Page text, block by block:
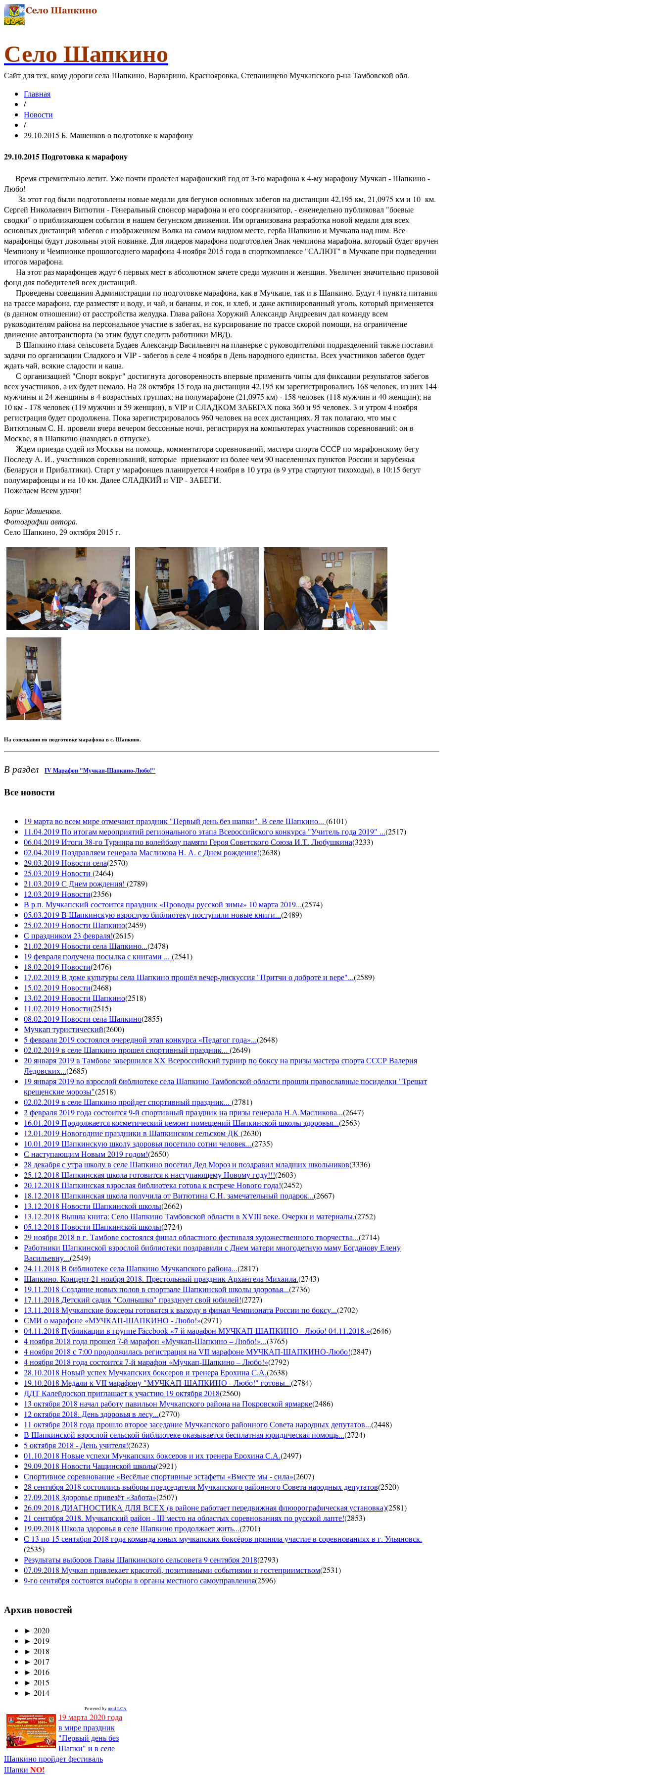
Село Шапкино
Сайт для тех, кому дороги села Шапкино, Варварино, Краснояровка, Степанищево Мучкапского р-на Тамбовской обл.
Главная
/
Новости
/
29.10.2015 Б. Машенков о подготовке к марафону
29.10.2015 Подготовка к марафону
Время стремительно летит. Уже почти пролетел марафонский год от 3-го марафона к 4-му марафону Мучкап - Шапкино -
Любо!
За этот год были подготовлены новые медали для бегунов основных забегов на дистанции 42,195 км, 21,0975 км и 10 км.
Сергей Николаевич Витютин - Генеральный спонсор марафона и его соорганизатор, - еженедельно публиковал "боевые
сводки" о приближающем событии в нашем бегунском движении. Им организована разработка новой медали для всех
основных дистанций забегов с изображением Волка на самом видном месте, герба Шапкино и Мучкапа над ним. Все
марафонцы будут довольны этой новинке. Для лидеров марафона подготовлен Знак чемпиона марафона, который будет вручен
Чемпиону и Чемпионке прошлогоднего марафона 4 ноября 2015 года в спорткомплексе "САЛЮТ" в Мучкапе при подведении
итогов марафона.
На этот раз марафонцев ждут 6 первых мест в абсолютном зачете среди мужчин и женщин. Увеличен значительно призовой
фонд для победителей всех дистанций.
Проведены совещания Администрации по подготовке марафона, как в Мучкапе, так и в Шапкино. Будут 4 пункта питания
на трассе марафона, где разместят и воду, и чай, и бананы, и сок, и хлеб, и даже активированный уголь, который применяется
(в данном отношении) от расстройства желудка. Глава района Хоружий Александр Андреевич дал команду всем
руководителям района на персональное участие в забегах, на курсирование по трассе скорой помощи, на ограничение
движение автотранспорта (за этим будут следить работники МВД).
В Шапкино глава сельсовета Будаев Александр Васильевич на планерке с руководителями подразделений также поставил
задачи по организации Сладкого и VIP - забегов в селе 4 ноября в День народного единства. Всех участников забегов будет
ждать чай, всякие сладости и каша.
С организацией "Спорт вокруг" достигнута договоренность впервые применить чипы для фиксации результатов забегов
всех участников, а их будет немало. На 28 октября 15 года на дистанции 42,195 км зарегистрировались 168 человек, из них 144
мужчины и 24 женщины в 4 возрастных группах; на полумарафоне (21,0975 км) - 158 человек (118 мужчин и 40 женщин); на
10 км - 178 человек (119 мужчин и 59 женщин), в VIP и СЛАДКОМ ЗАБЕГАХ пока 360 и 95 человек. 3 и утром 4 ноября
регистрация будет продолжена. Пока зарегистрировалось 960 человек на всех дистанциях. Я так полагаю, что мы с
Витютиным С. Н. провели вчера вечером бессонные ночи, регистрируя на компьютерах участников соревнований: он в
Москве, я в Шапкино (находясь в отпуске).
Ждем приезда судей из Москвы на помощь, комментатора соревнований, мастера спорта СССР по марафонскому бегу
Последу А. И., участников соревнований, которые приезжают из более чем 90 населенных пунктов России и зарубежья
(Беларуси и Прибалтики). Старт у марафонцев планируется 4 ноября в 10 утра (в 9 утра стартуют тихоходы), в 10:15 бегут
полумарафонцы и на 10 км. Далее СЛАДКИЙ и VIP - ЗАБЕГИ.
Пожелаем Всем удачи!
Борис Машенков.
Фотографии автора.
Село Шапкино, 29 октября 2015 г.
На совещании по подготовке марафона в с. Шапкино.
В раздел IV Марафон "Мучкап-Шапкино-Любо!"
Все новости
19 марта во всем мире отмечают праздник "Первый день без шапки". В селе Шапкино... (6101)
11.04.2019 По итогам мероприятий регионального этапа Всероссийского конкурса "Учитель года 2019" ...(2517)
06.04.2019 Итоги 38-го Турнира по волейболу памяти Героя Советского Союза И.Т. Любушкина(3233)
02.04.2019 Поздравляем генерала Масликова Н. А. с Днем рождения!(2638)
29.03.2019 Новости села(2570)
25.03.2019 Новости (2464)
21.03.2019 С Днем рождения! (2789)
12.03.2019 Новости(2356)
В р.п. Мучкапский состоится праздник «Проводы русской зимы» 10 марта 2019...(2574)
05.03.2019 В Шапкинскую взрослую библиотеку поступили новые книги...(2489)
25.02.2019 Новости Шапкино(2459)
С праздником 23 февраля!(2615)
21.02.2019 Новости села Шапкино...(2478)
19 февраля получена посылка с книгами ... (2541)
18.02.2019 Новости(2476)
17.02.2019 В доме культуры села Шапкино прошёл вечер-дискуссия "Притчи о доброте и вере"...(2589)
15.02.2019 Новости(2468)
13.02.2019 Новости Шапкино(2518)
11.02.2019 Новости(2515)
08.02.2019 Новости села Шапкино(2855)
Мучкап туристический(2600)
5 февраля 2019 состоялся очередной этап конкурса «Педагог года»...(2648)
02.02.2019 в селе Шапкино прошел спортивный праздник... (2649)
20 января 2019 в Тамбове завершился XX Всероссийский турнир по боксу на призы мастера спорта СССР Валерия
Ледовских...(2685)
19 января 2019 во взрослой библиотеке села Шапкино Тамбовской области прошли православные посиделки "Трещат
крещенские морозы"(2518)
02.02.2019 в селе Шапкино пройдет спортивный праздник... (2781)
2 февраля 2019 года состоится 9-й спортивный праздник на призы генерала Н.А.Масликова...(2647)
16.01.2019 Продолжается косметический ремонт помещений Шапкинской школы здоровья...(2563)
12.01.2019 Новогодние праздники в Шапкинском сельском ДК(2630)
10.01.2019 Шапкинскую школу здоровья посетило сотни человек...(2735)
С наступающим Новым 2019 годом!(2650)
28 декабря с утра школу в селе Шапкино посетил Дед Мороз и поздравил младших школьников(3336)
25.12.2018 Шапкинская школа готовится к наступающему Новому году!!!(2603)
20.12.2018 Шапкинская взрослая библиотека готова к встрече Нового года!(2452)
18.12.2018 Шапкинская школа получила от Витютина С.Н. замечательный подарок...(2667)
13.12.2018 Новости Шапкинской школы(2662)
13.12.2018 Вышла книга: Село Шапкино Тамбовской области в XVIII веке. Очерки и материалы.(2752)
05.12.2018 Новости Шапкинской школы(2724)
29 ноября 2018 в г. Тамбове состоялся финал областного фестиваля художественного творчества...(2714)
Работники Шапкинской взрослой библиотеки поздравили с Днем матери многодетную маму Богданову Елену
Васильевну...(2549)
24.11.2018 В библиотеке села Шапкино Мучкапского района...(2817)
Шапкино. Концерт 21 ноября 2018. Престольный праздник Архангела Михаила.(2743)
19.11.2018 Создание новых полов в спортзале Шапкинской школы здоровья...(2736)
17.11.2018 Детский садик "Солнышко" празднует свой юбилей!(2727)
13.11.2018 Мучкапские боксеры готовятся к выходу в финал Чемпионата России по боксу...(2702)
СМИ о марафоне «МУЧКАП-ШАПКИНО - Любо!»(2971)
04.11.2018 Публикации в группе Facebook «7-й марафон МУЧКАП-ШАПКИНО - Любо! 04.11.2018.»(2646)
4 ноября 2018 года прошел 7-й марафон «Мучкап-Шапкино – Любо!»...(3765)
4 ноября 2018 с 7:00 продолжилась регистрация на VII марафоне МУЧКАП-ШАПКИНО-Любо!(2847)
4 ноября 2018 года состоится 7-й марафон «Мучкап-Шапкино – Любо!»(2792)
28.10.2018 Новый успех Мучкапских боксеров и тренера Ерохина С.А.(2638)
19.10.2018 Медали к VII марафону "МУЧКАП-ШАПКИНО - Любо!" готовы...(2784)
ДДТ Калейдоскоп приглашает к участию 19 октября 2018(2560)
13 октября 2018 начал работу павильон Мучкапского района на Покровской ярмарке(2486)
12 октября 2018. День здоровья в лесу...(2770)
11 октября 2018 года прошло второе заседание Мучкапского районного Совета народных депутатов...(2448)
В Шапкинской взрослой сельской библиотеке оказывается бесплатная юридическая помощь...(2724)
5 октября 2018 - День учителя!(2623)
01.10.2018 Новые успехи Мучкапских боксеров и их тренера Ерохина С.А.(2497)
29.09.2018 Новости Чащинской школы(2921)
Спортивное соревнование «Весёлые спортивные эстафеты «Вместе мы - сила»(2607)
28 сентября 2018 состоялись выборы председателя Мучкапского районного Совета народных депутатов(2520)
27.09.2018 Здоровье привезёт «Забота»(2507)
26.09.2018 ДИАГНОСТИКА ДЛЯ ВСЕХ (в районе работает передвижная флюорографическая установка)(2581)
21 сентября 2018. Мучкапский район - III место на областых соревнованиях по русской лапте!(2853)
19.09.2018 Школа здоровья в селе Шапкино продолжает жить...(2701)
С 13 по 15 сентября 2018 года команда юных мучкапских боксёров приняла участие в соревнованиях в г. Ульяновск.
(2535)
Результаты выборов Главы Шапкинского сельсовета 9 сентября 2018(2793)
07.09.2018 Мучкап привлекает красотой, позитивными событиями и гостеприимством(2531)
9-го сентября состоятся выборы в органы местного самоуправления(2596)
Архив новостей
► 2020
► 2019
► 2018
► 2017
► 2016
► 2015
► 2014
Powered bymod LCA
19 марта 2020 года
в мире праздник
"Первый день без
Шапки" и в селе
Шапкино пройдет фестиваль
Шапки NO!